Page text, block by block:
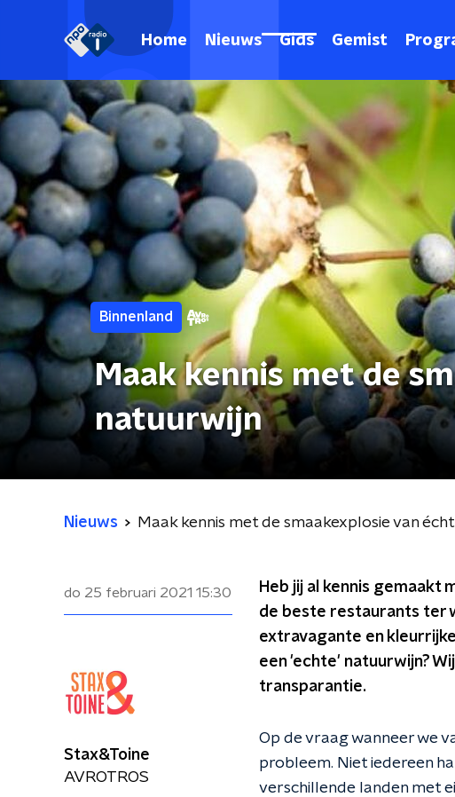
Home Nieuws Gids Gemist
Binnenland
Maak kennis met de
natuurwijn
Nieuws Maak kennis met de smaakexplosie van
do 25 februari 2021 15:30
Heb jij al kennis gemaakt
de beste restaurants ter
extravagante en
een 'echte' natuurwijn?
transparantie.
Op de vraag wanneer we
probleem. Niet iedereen
verschillende landen met
Stax&Toine
AVROTROS